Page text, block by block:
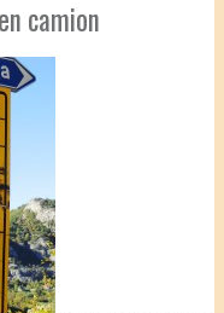
camion